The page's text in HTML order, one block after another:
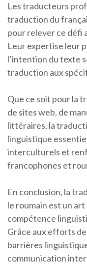
Les traducteurs
traduction du
pour relever ce défi
Leur expertise leur
l’intention du texte
traduction aux
Que ce soit pour la
de sites web, de
littéraires, la
linguistique
interculturels et
francophones et
En conclusion, la
le roumain est un
compétence
Grâce aux efforts
barrières
communication